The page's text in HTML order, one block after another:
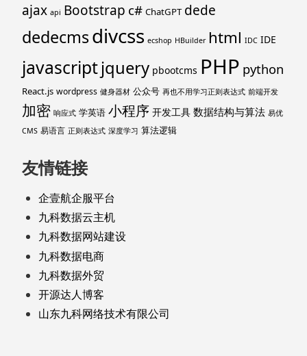
ajax api Bootstrap c# ChatGPT dede
dedecmsdivcss ecshop HBuilder html IDC IDE
javascriptjquery pbootcms PHP python
React.js wordpress 健身器材 公众号 再也不用学习正则表达式 前端开发
加密 响应式 学英语 小程序 开发工具 数据结构与算法 易优
CMS 易语言 正则表达式 深度学习 算法逻辑
友情链接
企壹航企服平台
九科数据云主机
九科数据网站建设
九科数据电商
九科数据外贸
开源达人博客
山东九科网络技术有限公司